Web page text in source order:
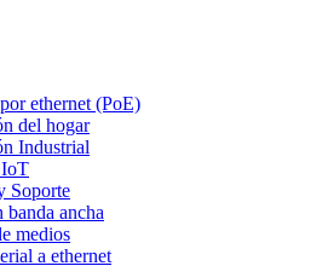
ethernet (PoE)
del hogar
Industrial
IoT
Soporte
ancha
medios
a ethernet